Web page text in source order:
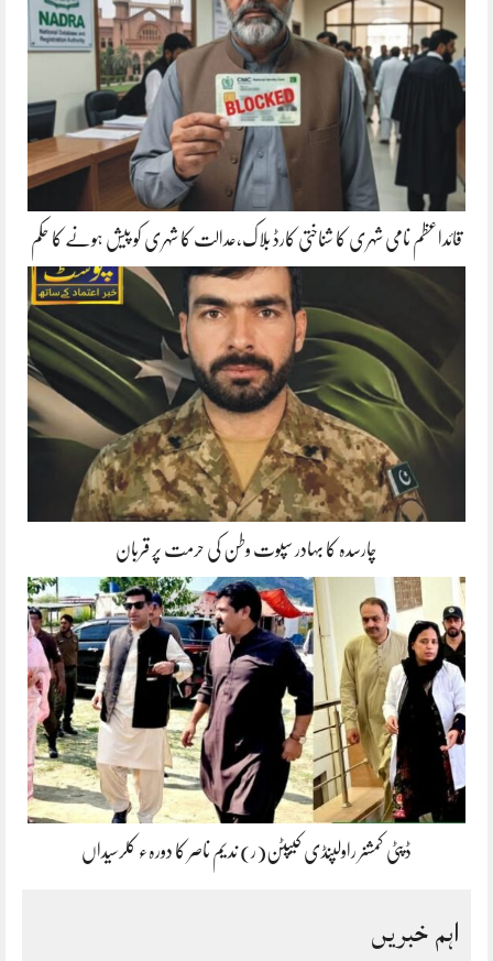
قائداعظم نامی شہری کا شناختی کارڈ بلاک،عدالت کا شہری کو پیش ہونے کا حکم
چارسدہ کا بہادر سپوت وطن کی حرمت پر قربان
ڈپٹی کمشنر راولپنڈی کیپٹن(ر) ندیم ناصر کا دورہء کلرسیداں
اہم خبریں